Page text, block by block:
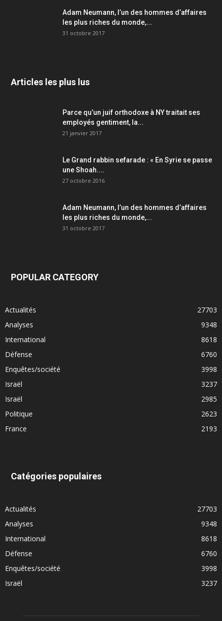
Adam Neumann, l’un des hommes d’affaires
les plus riches du monde,...
31 octobre 2017
Articles les plus lus
Parce qu’un juif orthodoxe à NY traitait ses
employés gentiment, la...
21 janvier 2017
Le Grand rabbin sefarade : « En Syrie se passe
une Shoah....
27 octobre 2016
Adam Neumann, l’un des hommes d’affaires
les plus riches du monde,...
31 octobre 2017
POPULAR CATEGORY
Actualités
27703
Analyses
9348
International
8618
Défense
6760
Enquêtes/société
3998
Israël
3237
Israël
2985
Politique
2623
France
2193
Catégories populaires
Actualités
27703
Analyses
9348
International
8618
Défense
6760
Enquêtes/société
3998
Israël
3237